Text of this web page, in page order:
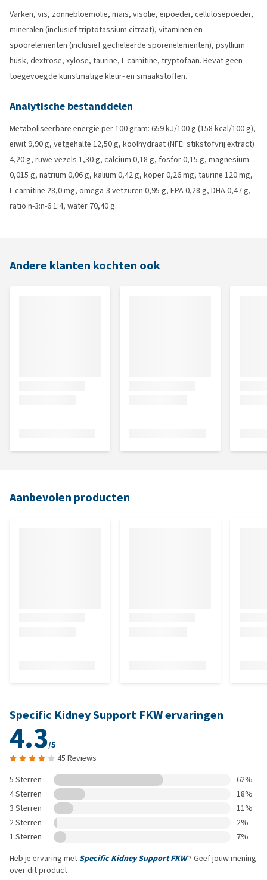
Varken, vis, zonnebloemolie, maïs, visolie, eipoeder, cellulosepoeder,
mineralen (inclusief triptotassium citraat), vitaminen en
spoorelementen (inclusief gecheleerde sporenelementen), psyllium
husk, dextrose, xylose, taurine, L-carnitine, tryptofaan. Bevat geen
toegevoegde kunstmatige kleur- en smaakstoffen.
Analytische bestanddelen
Metaboliseerbare energie per 100 gram: 659 kJ/100 g (158 kcal/100 g),
eiwit 9,90 g, vetgehalte 12,50 g, koolhydraat (NFE: stikstofvrij extract)
4,20 g, ruwe vezels 1,30 g, calcium 0,18 g, fosfor 0,15 g, magnesium
0,015 g, natrium 0,06 g, kalium 0,42 g, koper 0,26 mg, taurine 120 mg,
L-carnitine 28,0 mg, omega-3 vetzuren 0,95 g, EPA 0,28 g, DHA 0,47 g,
ratio n-3:n-6 1:4, water 70,40 g.
Andere klanten kochten ook
Aanbevolen producten
Specific Kidney Support FKW ervaringen
4.3/5
45 Reviews
5 Sterren
62%
4 Sterren
18%
3 Sterren
11%
2 Sterren
2%
1 Sterren
7%
Heb je ervaring met Specific Kidney Support FKW? Geef jouw mening
over dit product